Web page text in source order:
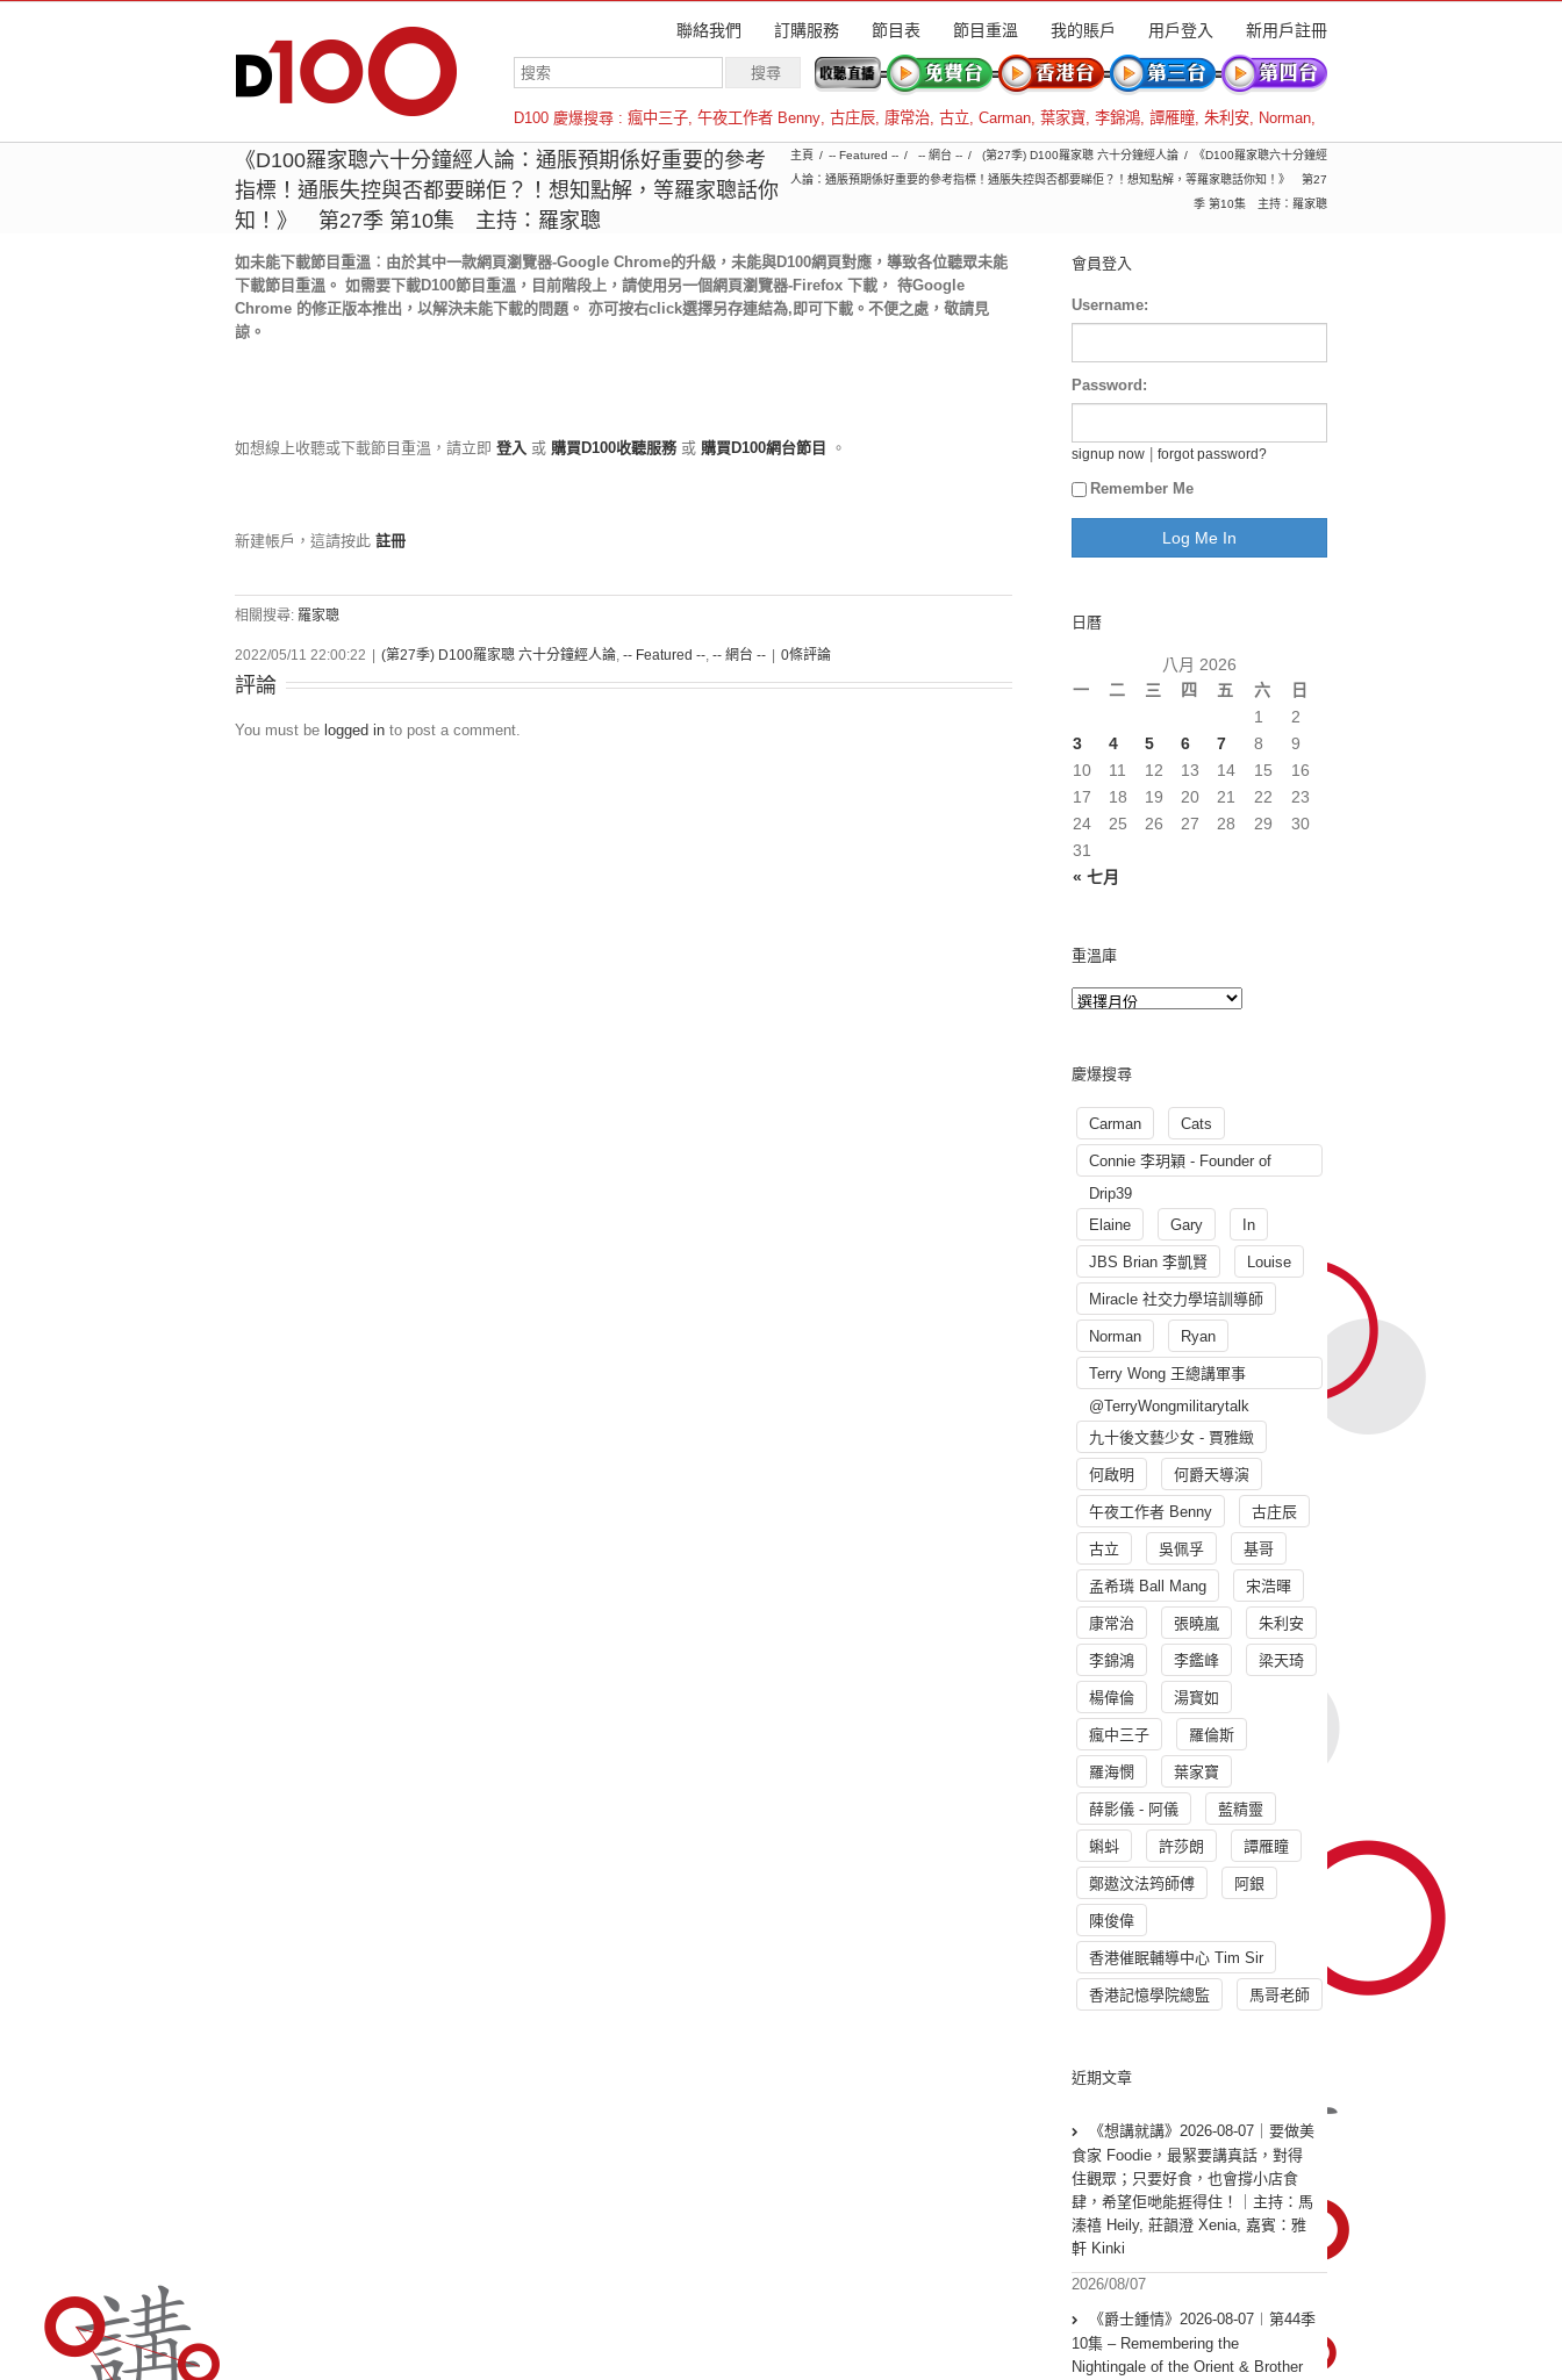
聯絡我們 訂購服務 節目表 節目重溫 我的賬戶 用戶登入 新用戶註冊
D100 慶爆搜尋 : 瘋中三子, 午夜工作者 Benny, 古庄辰, 康常治, 古立, Carman, 葉家寶, 李錦鴻, 譚雁瞳, 朱利安, Norman,
羅倫斯
《D100羅家聰六十分鐘經人論：通脹預期係好重要的參考
指標！通脹失控與否都要睇佢？！想知點解，等羅家聰話你
知！》 第27季 第10集 主持：羅家聰
主頁 -- Featured -- -- 網台 -- (第27季) D100羅家聰 六十分鐘經人論
《D100羅家聰六十分鐘經
人論：通脹預期係好重要的參考指標！通脹失控與否都要睇佢？！想知點解，等羅家聰話你知！》 第27
季 第10集 主持：羅家聰
如未能下載節目重溫︰由於其中一款網頁瀏覽器-Google Chrome的升級，未能與D100網頁對應，導致各位聽眾未能
下載節目重溫。 如需要下載D100節目重溫，目前階段上，請使用另一個網頁瀏覽器-Firefox 下載， 待Google
Chrome 的修正版本推出，以解決未能下載的問題。 亦可按右click選擇另存連結為,即可下載。不便之處，敬請見
諒。
如想線上收聽或下載節目重溫，請立即 登入 或 購買D100收聽服務 或 購買D100網台節目 。
新建帳戶，這請按此 註冊
相關搜尋: 羅家聰
2022/05/11 22:00:22 (第27季) D100羅家聰 六十分鐘經人論, -- Featured --, -- 網台 -- 0條評論
評論
You must be logged in to post a comment.
會員登入
Username:
Password:
signup now forgot password?
Remember Me
日曆
八月 2026
一
二 三 四 五 六 日
« 七月
1
2
3
4 5 6 7 8
9
10
11 12 13 14 15
16
17
18 19 20 21 22
23
24
25 26 27 28 29
30
31
重溫庫
慶爆搜尋
Carman Cats
Connie 李玥穎 - Founder of
Drip39
Elaine
Gary In
JBS Brian 李凱賢 Louise
Miracle 社交力學培訓導師
Norman Ryan
Terry Wong 王總講軍事
@TerryWongmilitarytalk
九十後文藝少女 - 賈雅緻
何啟明 何爵天導演
午夜工作者 Benny 古庄辰
古立 吳佩孚 基哥
孟希璘 Ball Mang 宋浩暉
康常治 張曉嵐 朱利安
李錦鴻 李鑑峰 梁天琦
楊偉倫 湯寳如
瘋中三子 羅倫斯
羅海憫 葉家寶
薛影儀 - 阿儀 藍精靈
蝌蚪 許莎朗 譚雁瞳
鄭遨汶法筠師傅 阿銀
陳俊偉
香港催眠輔導中心 Tim Sir
香港記憶學院總監 馬哥老師
近期文章
《想講就講》2026-08-07｜要做美
食家 Foodie，最緊要講真話，對得
住觀眾；只要好食，也會撐小店食
肆，希望佢哋能捱得住！｜主持：馬
溱禧 Heily, 莊韻澄 Xenia, 嘉賓：雅
軒 Kinki
2026/08/07
《爵士鍾情》2026-08-07︱第44季
10集 – Remembering the
Nightingale of the Orient & Brother